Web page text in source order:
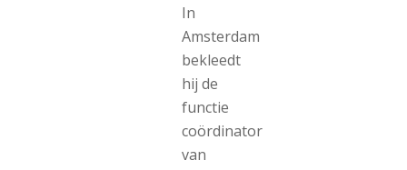
In
Amsterdam
bekleedt
hij de
functie
coördinator
van